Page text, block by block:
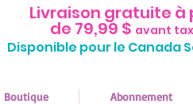
Livraison gratuite à
de 79,99 $ avant
Disponible pour le Canada
Boutique Abonnement